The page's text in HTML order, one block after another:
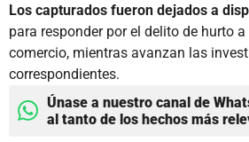
Los capturados fueron dejados a
para responder por el delito de hurto
comercio, mientras avanzan las
correspondientes.
Únase a nuestro canal de
al tanto de los hechos más